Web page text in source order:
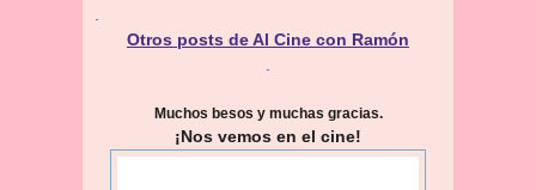
Otros posts de Al Cine con Ramón
Muchos besos y muchas gracias.
¡Nos vemos en el cine!